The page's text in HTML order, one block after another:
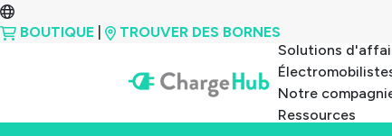
BOUTIQUE
TROUVER DES BORNES
Solutions
Notre
Ressources